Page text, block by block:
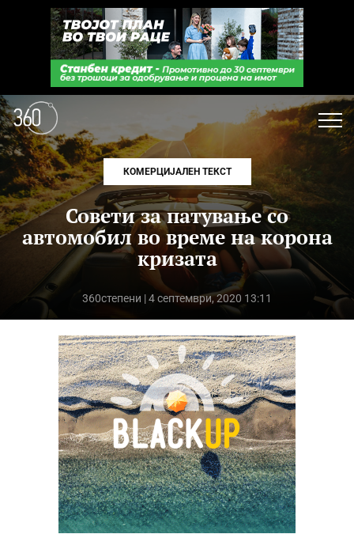
КОМЕРЦИЈАЛЕН ТЕКСТ
Совети за патување со
автомобил во време на корона
кризата
360степени | 4 септември, 2020 13:11